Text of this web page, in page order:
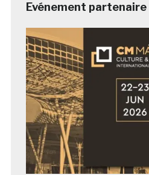
Evénement partenaire